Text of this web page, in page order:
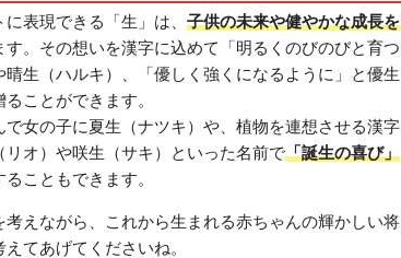
表現できる「生」は、 子供の未来や健やかな成長を
す。その想いを漢字に込めて「明るくのびのびと育つ
生（ハルキ）、「優しく強くになるように」と優生
ことができます。
で女の子に夏生（ナツキ）や、植物を連想させる漢字
オ）や咲生（サキ）といった名前で「誕生の喜び」
ることもできます。
えながら、これから生まれる赤ちゃんの輝かしい将
てあげてくださいね。